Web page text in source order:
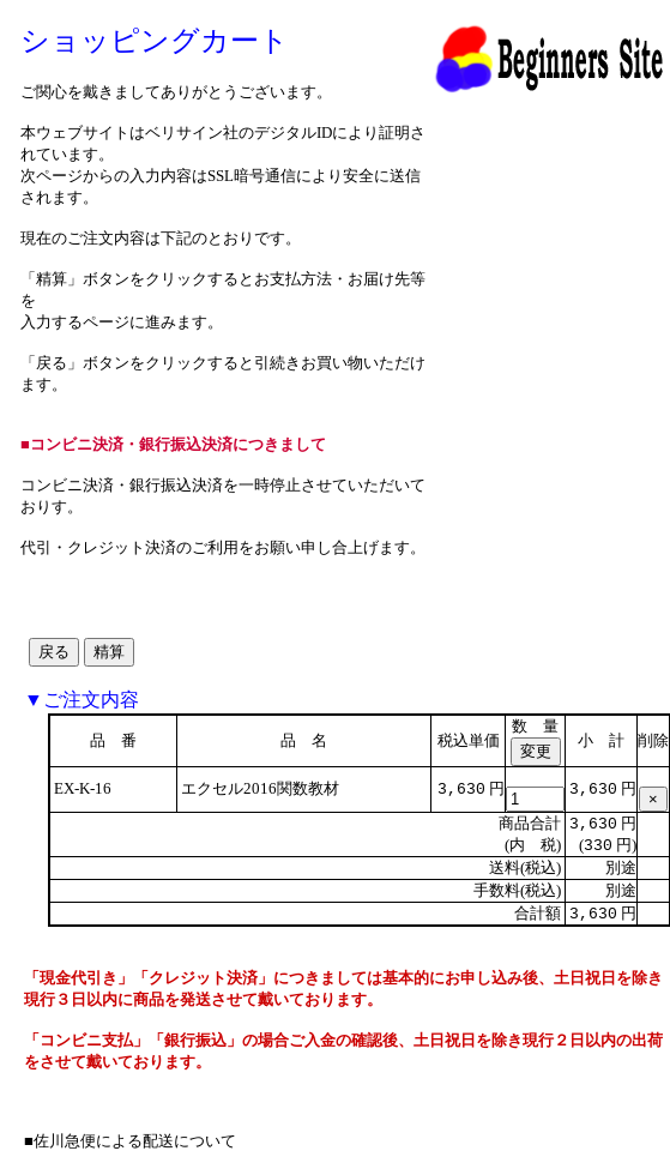
ショッピングカート
ご関心を戴きましてありがとうございます。
本ウェブサイトはベリサイン社のデジタルIDにより証明さ
れています。
次ページからの入力内容はSSL暗号通信により安全に送信
されます。
現在のご注文内容は下記のとおりです。
「精算」ボタンをクリックするとお支払方法・お届け先等
を
入力するページに進みます。
「戻る」ボタンをクリックすると引続きお買い物いただけ
ます。
■コンビニ決済・銀行振込決済につきまして
コンビニ決済・銀行振込決済を一時停止させていただいて
おりす。
代引・クレジット決済のご利用をお願い申し合上げます。
▼ご注文内容
品 番 品 名 税込単価
数 量
小 計
削除
EX-K-16 エクセル2016関数教材 3,630 円 3,630 円
商品合計
(内 税)
3,630 円
(330 円)
送料(税込)
別途
手数料(税込)
別途
合計額 3,630 円
「現金代引き」「クレジット決済」につきましては基本的にお申し込み後、土日祝日を除き
現行３日以内に商品を発送させて戴いております。
「コンビニ支払」「銀行振込」の場合ご入金の確認後、土日祝日を除き現行２日以内の出荷
をさせて戴いております。
■佐川急便による配送について